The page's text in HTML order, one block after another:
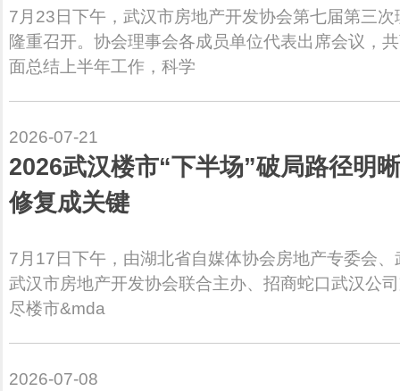
7月23日下午，武汉市房地产开发协会第七届第三
隆重召开。协会理事会各成员单位代表出席会议，
面总结上半年工作，科学
2026-07-21
2026武汉楼市“下半场”破局路径明
修复成关键
7月17日下午，由湖北省自媒体协会房地产专委会
武汉市房地产开发协会联合主办、招商蛇口武汉公
尽楼市&mda
2026-07-08